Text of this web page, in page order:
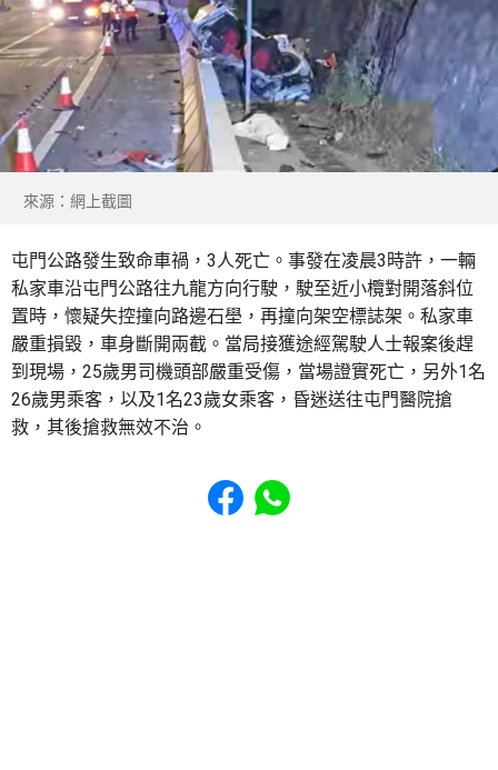
來源：網上截圖
屯門公路發生致命車禍，3人死亡。事發在凌晨3時許，一輛
私家車沿屯門公路往九龍方向行駛，駛至近小欖對開落斜位
置時，懷疑失控撞向路邊石壆，再撞向架空標誌架。私家車
嚴重損毀，車身斷開兩截。當局接獲途經駕駛人士報案後趕
到現場，25歲男司機頭部嚴重受傷，當場證實死亡，另外1名
26歲男乘客，以及1名23歲女乘客，昏迷送往屯門醫院搶
救，其後搶救無效不治。
Share to Facebook
Share to WhatsApp